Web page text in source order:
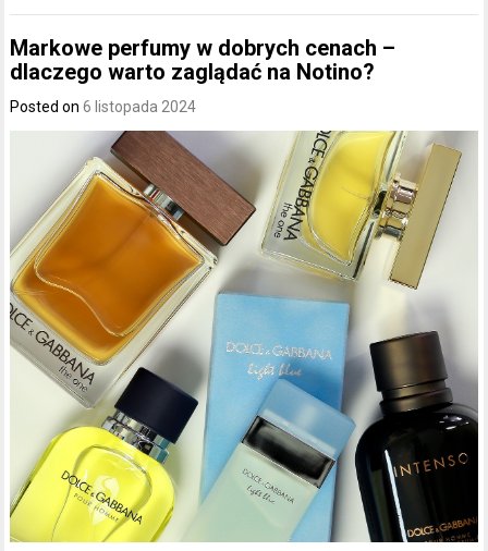
Markowe perfumy w dobrych cenach –
dlaczego warto zaglądać na Notino?
Posted on6 listopada 2024